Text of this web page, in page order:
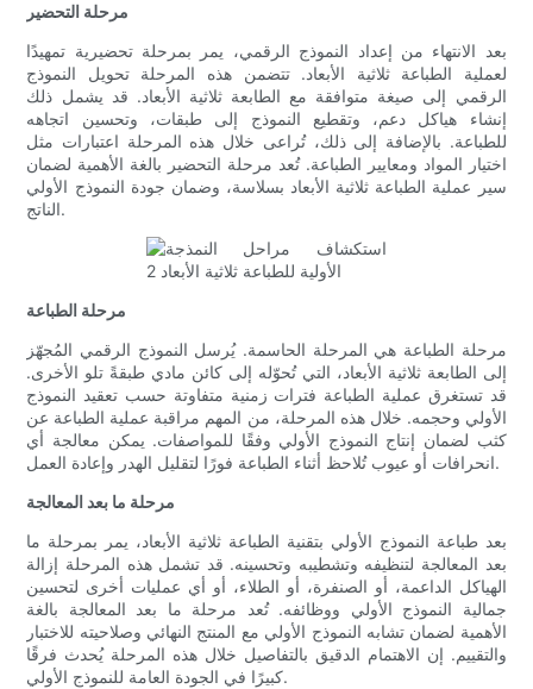
مرحلة التحضير
بعد الانتهاء من إعداد النموذج الرقمي، يمر بمرحلة تحضيرية تمهيدًا
لعملية الطباعة ثلاثية الأبعاد. تتضمن هذه المرحلة تحويل النموذج
الرقمي إلى صيغة متوافقة مع الطابعة ثلاثية الأبعاد. قد يشمل ذلك
إنشاء هياكل دعم، وتقطيع النموذج إلى طبقات، وتحسين اتجاهه
للطباعة. بالإضافة إلى ذلك، تُراعى خلال هذه المرحلة اعتبارات مثل
اختيار المواد ومعايير الطباعة. تُعد مرحلة التحضير بالغة الأهمية لضمان
سير عملية الطباعة ثلاثية الأبعاد بسلاسة، وضمان جودة النموذج الأولي
الناتج.
مرحلة الطباعة
مرحلة الطباعة هي المرحلة الحاسمة. يُرسل النموذج الرقمي المُجهّز
إلى الطابعة ثلاثية الأبعاد، التي تُحوّله إلى كائن مادي طبقةً تلو الأخرى.
قد تستغرق عملية الطباعة فترات زمنية متفاوتة حسب تعقيد النموذج
الأولي وحجمه. خلال هذه المرحلة، من المهم مراقبة عملية الطباعة عن
كثب لضمان إنتاج النموذج الأولي وفقًا للمواصفات. يمكن معالجة أي
انحرافات أو عيوب تُلاحظ أثناء الطباعة فورًا لتقليل الهدر وإعادة العمل.
مرحلة ما بعد المعالجة
بعد طباعة النموذج الأولي بتقنية الطباعة ثلاثية الأبعاد، يمر بمرحلة ما
بعد المعالجة لتنظيفه وتشطيبه وتحسينه. قد تشمل هذه المرحلة إزالة
الهياكل الداعمة، أو الصنفرة، أو الطلاء، أو أي عمليات أخرى لتحسين
جمالية النموذج الأولي ووظائفه. تُعد مرحلة ما بعد المعالجة بالغة
الأهمية لضمان تشابه النموذج الأولي مع المنتج النهائي وصلاحيته للاختبار
والتقييم. إن الاهتمام الدقيق بالتفاصيل خلال هذه المرحلة يُحدث فرقًا
كبيرًا في الجودة العامة للنموذج الأولي.